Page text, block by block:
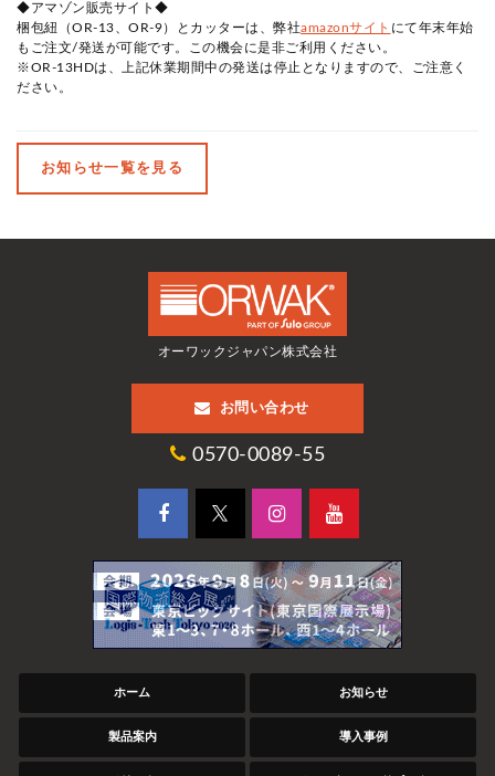
◆アマゾン販売サイト◆
梱包紐（OR-13 OR-9）とカッターは、弊社amazonサイト にて年末年始
もご注文/発送が可能です。この機会に是非ご利用ください。
※OR-13HDは、上記休業期間中の発送は停止となりますので、ご注意く
ださい。
お知らせ一覧を見る
オーワックジャパン株式会社
お問い合わせ
0570-0089-55
ホーム お知らせ
製品案内 導入事例